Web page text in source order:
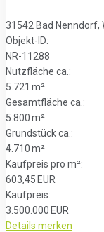
31542 Bad Nenndorf,
Objekt-ID:
NR-11288
Nutzfläche ca.:
5.721 m²
Gesamtfläche ca.:
5.800 m²
Grund­stück ca.:
4.710 m²
Kaufpreis pro m²:
603,45 EUR
Kaufpreis:
3.500.000 EUR
Details merken